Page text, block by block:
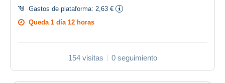
Gastos de plataforma: 2,63 €
Queda 1 día 12 horas
154 visitas 0 seguimiento